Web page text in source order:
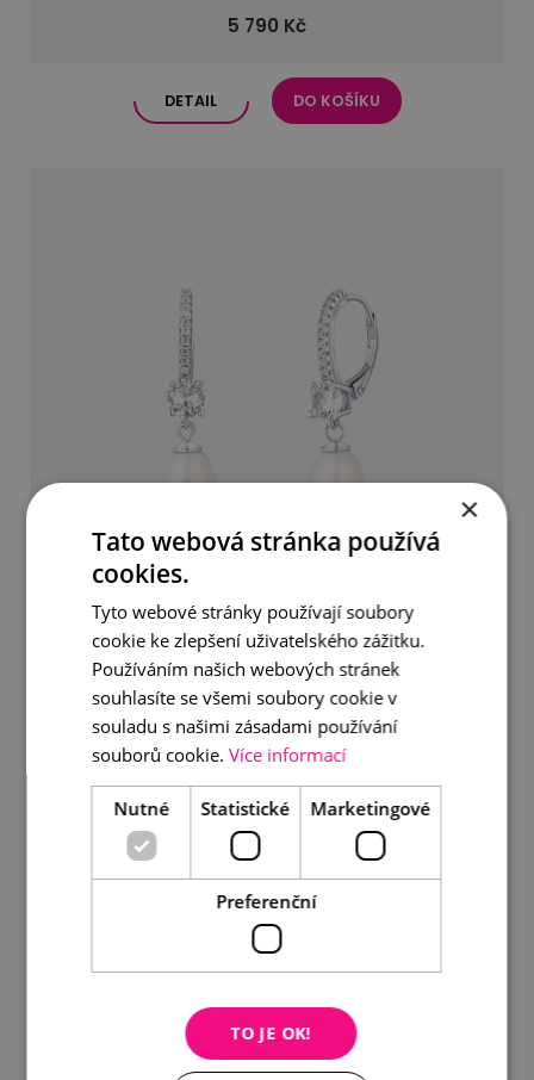
5 790 Kč
DETAIL DO KOŠÍKU
Elegantní náušnice s perlou
1 090 Kč
DETAIL DO KOŠÍKU
×
Tato webová stránka používá
cookies.
Tyto webové stránky používají soubory
cookie ke zlepšení uživatelského zážitku.
Používáním našich webových stránek
souhlasíte se všemi soubory cookie v
souladu s našimi zásadami používání
souborů cookie. Více informací
Nutné Statistické Marketingové
Preferenční
TO JE OK!